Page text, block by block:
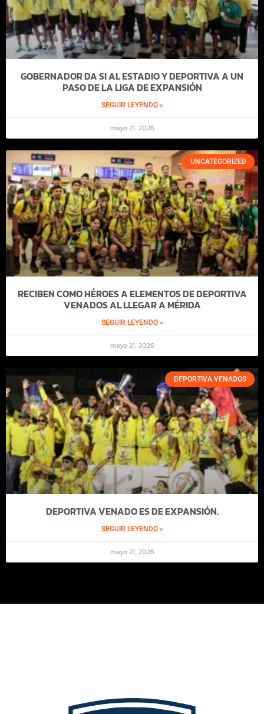
GOBERNADOR DA SI AL ESTADIO Y DEPORTIVA A UN
PASO DE LA LIGA DE EXPANSIÓN
SEGUIR LEYENDO »
mayo 21, 2026
UNCATEGORIZED
RECIBEN COMO HÉROES A ELEMENTOS DE DEPORTIVA
VENADOS AL LLEGAR A MÉRIDA
SEGUIR LEYENDO »
mayo 21, 2026
DEPORTIVA VENADOS
DEPORTIVA VENADO ES DE EXPANSIÓN.
SEGUIR LEYENDO »
mayo 21, 2026